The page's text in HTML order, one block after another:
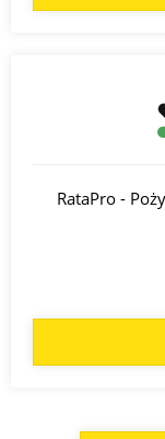
RataPro -